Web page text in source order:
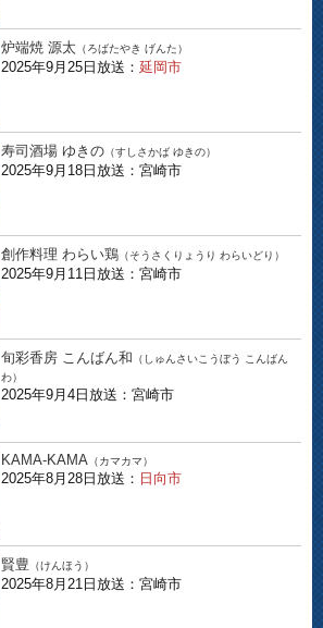
炉端焼 源太 （ろばたやき げんた）
2025年9月25日放送： 延岡市
寿司酒場 ゆきの （すしさかば ゆきの）
2025年9月18日放送：宮崎市
創作料理 わらい鶏 （そうさくりょうり わらいどり）
2025年9月11日放送：宮崎市
旬彩香房 こんばん和 （しゅんさいこうぼう こんばん
わ）
2025年9月4日放送：宮崎市
KAMA-KAMA （カマカマ）
2025年8月28日放送： 日向市
賢豊 （けんほう）
2025年8月21日放送：宮崎市